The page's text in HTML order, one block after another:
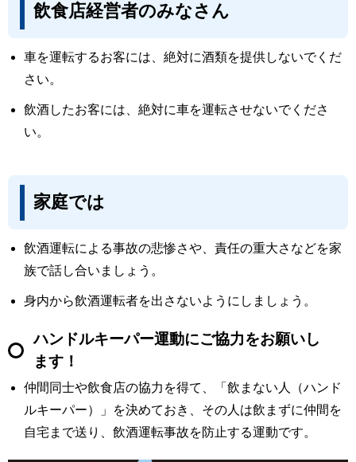
飲食店経営者のみなさん
車を運転するお客には、絶対に酒類を提供しないでくだ
さい。
飲酒したお客には、絶対に車を運転させないでくださ
い。
家庭では
飲酒運転による事故の悲惨さや、責任の重大さなどを家
族で話し合いましょう。
身内から飲酒運転者を出さないようにしましょう。
ハンドルキーパー運動にご協力をお願いし
ます！
仲間同士や飲食店の協力を得て、「飲まない人（ハンド
ルキーパー）」を決めておき、その人は飲まずに仲間を
自宅まで送り、飲酒運転事故を防止する運動です。